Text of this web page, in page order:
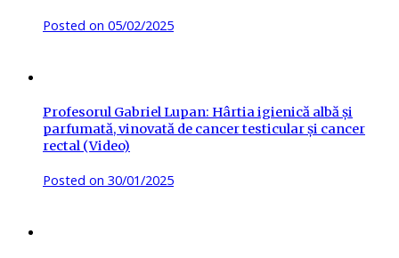
Posted on 05/02/2025
Profesorul Gabriel Lupan: Hârtia igienică albă și
parfumată, vinovată de cancer testicular și cancer
rectal (Video)
Posted on 30/01/2025